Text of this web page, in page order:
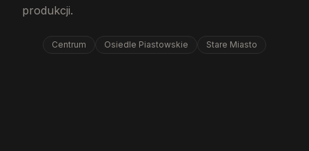
produkcji.
Centrum Osiedle Piastowskie Stare Miasto